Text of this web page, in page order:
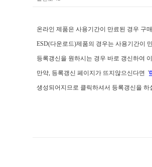
온라인 제품은 사용기간이 만료된 경우 구
ESD(다운로드)제품의 경우는 사용기간이
등록갱신을 원하시는 경우 바로 갱신하여
만약, 등록갱신 페이지가 뜨지않으신다면 '
생성되어지므로 클릭하셔서 등록갱신을 하